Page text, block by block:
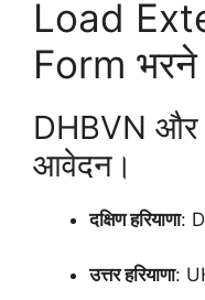
Load
Form भरने
DHBVN और
आवेदन।
दक्षिण हरियाणा:
उत्तर हरियाणा: